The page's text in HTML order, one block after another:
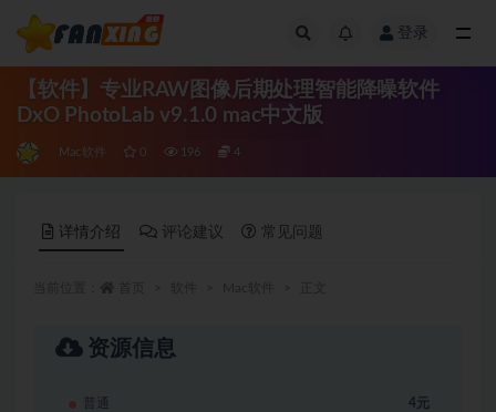
登录
【软件】专业RAW图像后期处理智能降噪软件
DxO PhotoLab v9.1.0 mac中文版
Mac软件 0 196 4
详情介绍 评论建议 常见问题
资源信息
普通 4元